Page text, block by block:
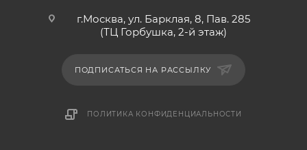
г.Москва, ул. Барклая, 8, Пав. 285
(ТЦ Горбушка, 2-й этаж)
ПОДПИСАТЬСЯ НА РАССЫЛКУ
ПОЛИТИКА КОНФИДЕНЦИАЛЬНОСТИ